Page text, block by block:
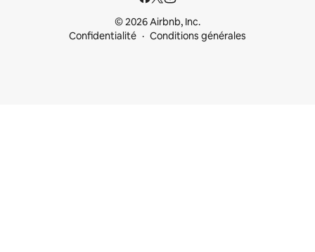
© 2026 Airbnb, Inc.
Confidentialité
Conditions générales